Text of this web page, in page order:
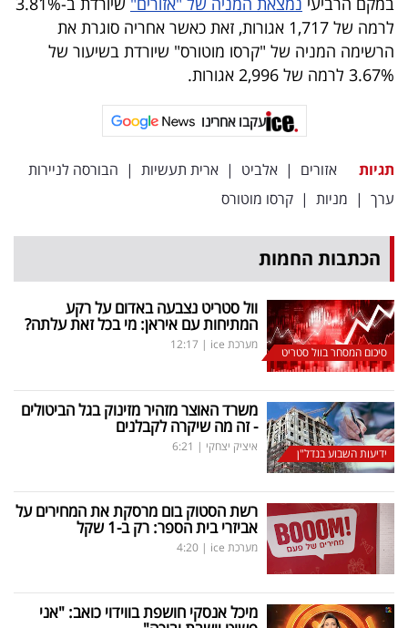
לרמה של 1,717 אגורות, זאת כאשר אחריה סוגרת את
הרשימה המניה של "קרסו מוטורס" שיורדת בשיעור של
3.67% לרמה של 2,996 אגורות.
עקבו אחרינו
תגיות אזורים | אלביט | ארית תעשיות | הבורסה לניירות
ערך | מניות | קרסו מוטורס
הכתבות החמות
סיכום המסחר בוול סטריט
וול סטריט נצבעה באדום על רקע
המתיחות עם איראן: מי בכל זאת עלתה?
מערכת ice |
12:17
ידיעות השבוע בנדל"ן
משרד האוצר מזהיר מזינוק בגל הביטולים
- זה מה שיקרה לקבלנים
איציק יצחקי |
6:21
רשת הסטוק בום מרסקת את המחירים על
אביזרי בית הספר: רק ב-1 שקל
מערכת ice |
4:20
מיכל אנסקי חושפת בווידוי כואב: "אני